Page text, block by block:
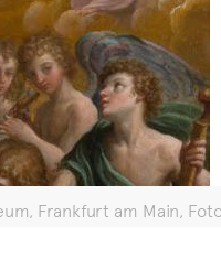
Frankfurt am Main,